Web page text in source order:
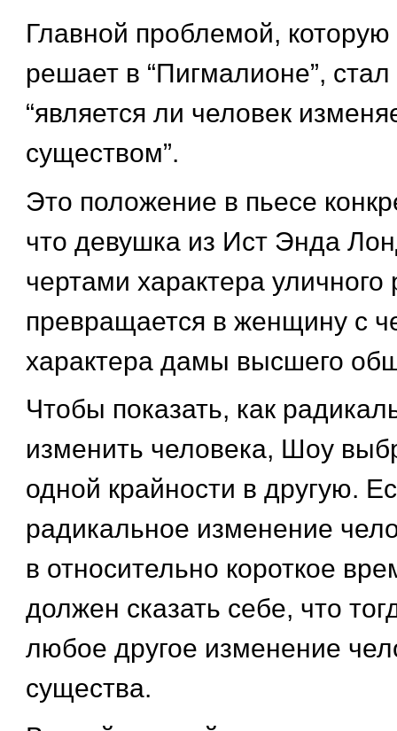
Главной проблемой,
решает в “Пигмалионе”, стал
“является ли человек
существом”.
Это положение в пьесе
что девушка из Ист Энда
чертами характера уличного
превращается в женщину с
характера дамы высшего
Чтобы показать, как
изменить человека, Шоу
одной крайности в другую.
радикальное изменение
в относительно короткое
должен сказать себе, что
любое другое изменение
существа.